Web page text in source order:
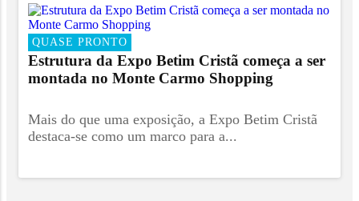
QUASE PRONTO
Estrutura da Expo Betim Cristã começa a ser
montada no Monte Carmo Shopping
Mais do que uma exposição, a Expo Betim Cristã
destaca-se como um marco para a...